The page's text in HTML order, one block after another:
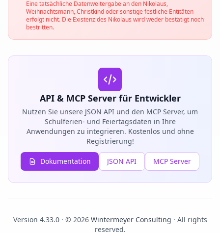
Eine tatsächliche Datenweitergabe an den Nikolaus,
Weihnachtsmann, Christkind oder sonstige festliche Entitäten
erfolgt nicht. Die Existenz des Nikolaus wird weder bestätigt noch
bestritten.
API & MCP Server für Entwickler
Nutzen Sie unsere JSON API und den MCP Server, um
Schulferien- und Feiertagsdaten in Ihre
Anwendungen zu integrieren. Kostenlos und ohne
Registrierung!
Dokumentation JSON API MCP Server
Version 4.33.0 · © 2026 Wintermeyer Consulting · All rights
reserved.